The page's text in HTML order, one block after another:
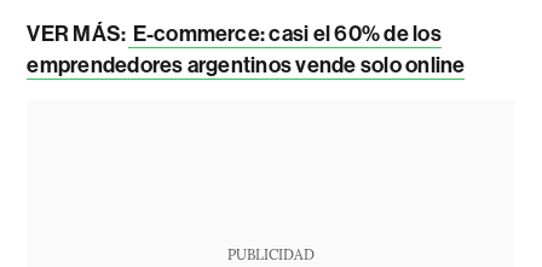
VER MÁS: E-commerce: casi el 60% de los
emprendedores argentinos vende solo online
PUBLICIDAD